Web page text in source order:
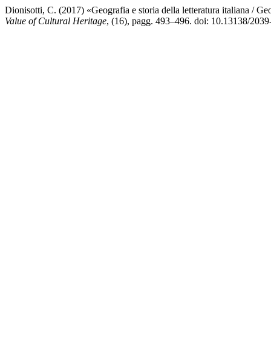
Dionisotti, C. (2017) «Geografia e storia della letteratura italiana /
Value of Cultural Heritage, (16), pagg. 493–496. doi: 10.13138/